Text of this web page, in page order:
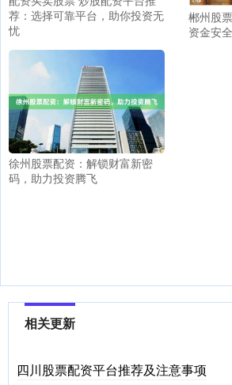
荐：选择可靠平台，助你投资无
忧
郴州股
资金安
徐州股票配资：解锁财富新密
码，助力投资腾飞
相关更新
四川股票配资平台推荐及注意事项